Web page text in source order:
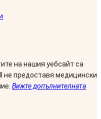
на нашия уебсайт са
не предоставя медицински
Вижте допълнителната